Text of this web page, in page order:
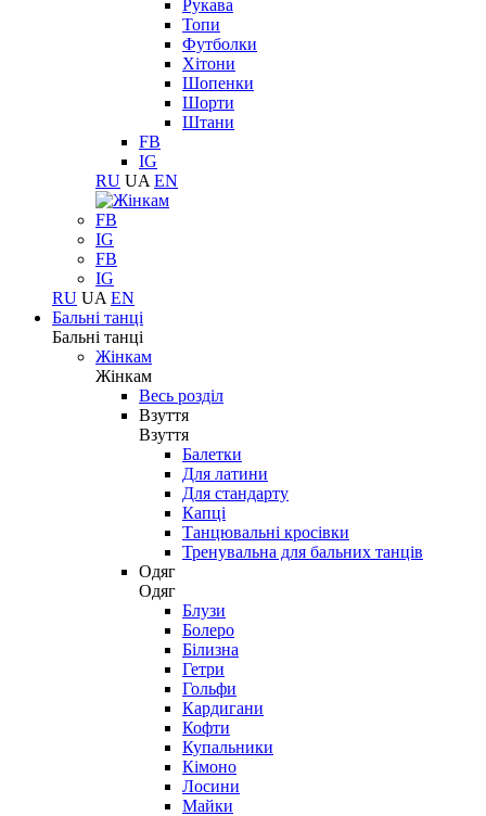
Рукава
Топи
Футболки
Хітони
Шопенки
Шорти
Штани
FB
IG
RU UA EN
FB
IG
FB
IG
RU UA EN
Бальні танці
Бальні танці
Жінкам
Жінкам
Весь розділ
Взуття
Взуття
Балетки
Для латини
Для стандарту
Капці
Танцювальні кросівки
Тренувальна для бальних танців
Одяг
Одяг
Блузи
Болеро
Білизна
Гетри
Гольфи
Кардигани
Кофти
Купальники
Кімоно
Лосини
Майки